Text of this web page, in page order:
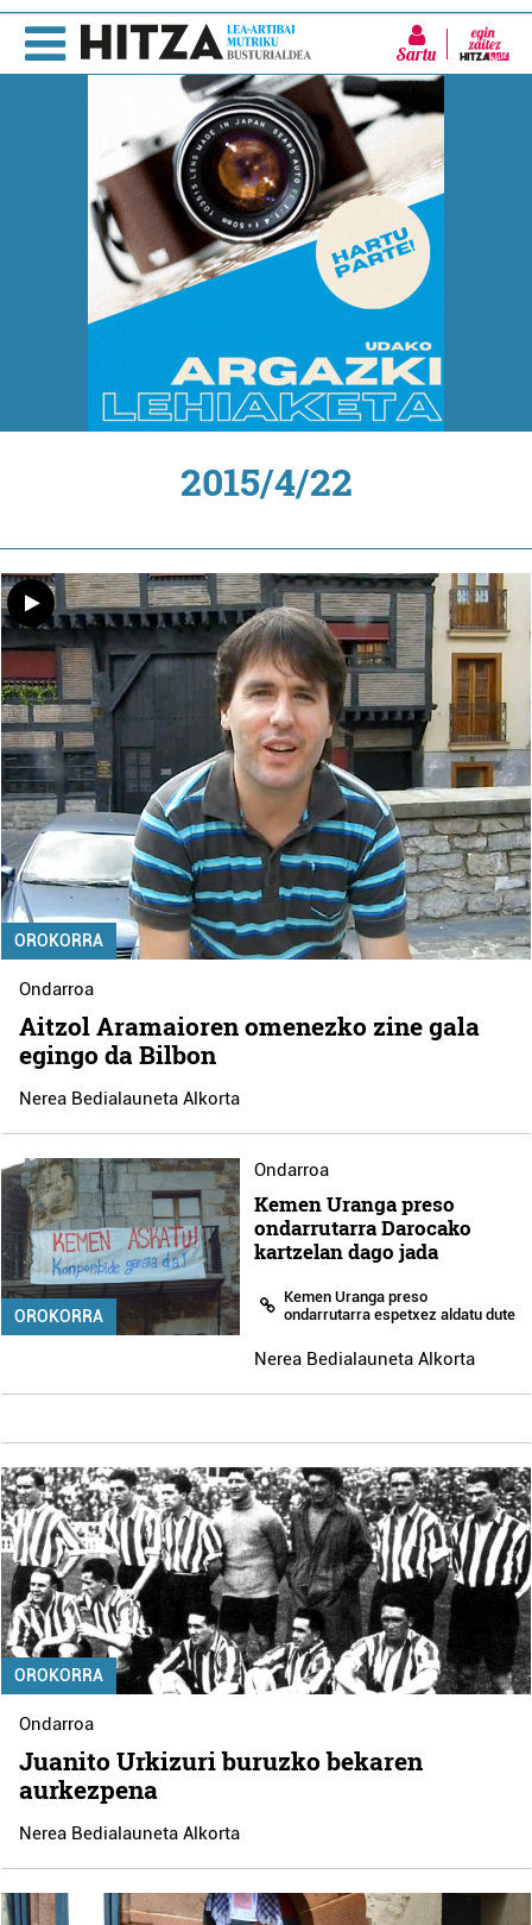
Sartu
2015/4/22
OROKORRA
Ondarroa
Aitzol Aramaioren omenezko zine gala
egingo da Bilbon
Nerea Bedialauneta Alkorta
OROKORRA
Ondarroa
Kemen Uranga preso
ondarrutarra Darocako
kartzelan dago jada
Kemen Uranga preso
ondarrutarra espetxez aldatu dute
Nerea Bedialauneta Alkorta
OROKORRA
Ondarroa
Juanito Urkizuri buruzko bekaren
aurkezpena
Nerea Bedialauneta Alkorta